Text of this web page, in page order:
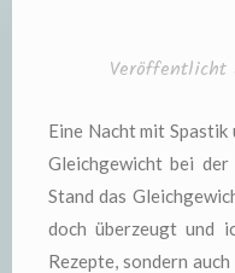
Veröffentlicht
Eine Nacht mit
Gleichgewicht bei
Stand das
doch überzeugt und
Rezepte, sondern